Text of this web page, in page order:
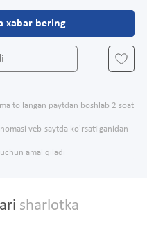
xabar bering
to'langan paytdan boshlab 2 soat
veb-saytda ko'rsatilganidan
amal qiladi
sharlotka